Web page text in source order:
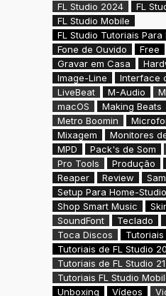
FL Studio 2024
FL
FL Studio Mobile
FL Studio Tutoriais Para
Fone de Ouvido
Free
Gravar em Casa
Image-Line
Interface
LiveBeat
M-Audio
macOS
Making Beats
Metro Boomin
Mixagem
Monitores
MPD
Pack's de Som
Pro Tools
Produção
Reaper
Review
Setup Para Home-Studio
Shop Smart Music
SoundFont
Teclado
Toca Discos
Tutoriais
Tutoriais de FL Studio 20
Tutoriais de FL Studio 21
Tutoriais FL Studio
Unboxing
Vídeos